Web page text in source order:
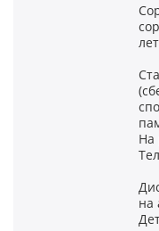
На
на